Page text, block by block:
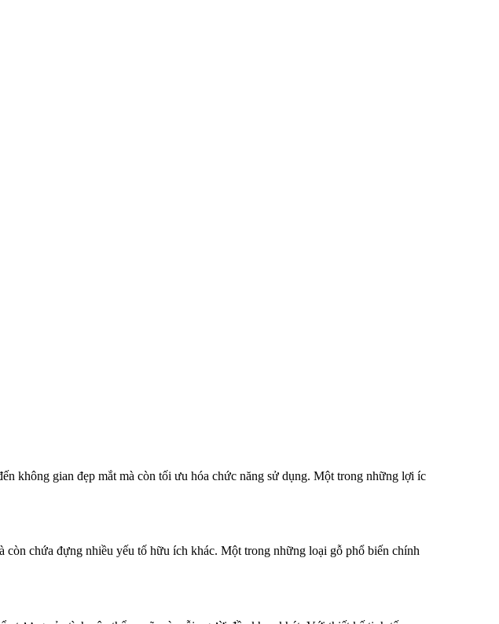
không gian đẹp mắt mà còn tối ưu hóa chức năng sử dụng. Một trong những lợi íc
chứa đựng nhiều yếu tố hữu ích khác. Một trong những loại gỗ phổ biến chính